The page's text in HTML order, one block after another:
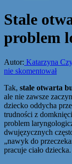
Stale
problem
Autor: Katarzyna
nie skomentował
Tak, stale otwarta
ale nie zawsze
dziecko oddycha
trudności z
problem
dwujęzycznych
„nawyk do
pracuje ciało dziecka.